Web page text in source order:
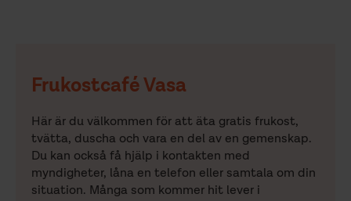
Frukostcafé Vasa
Här är du välkommen för att äta gratis frukost,
tvätta, duscha och vara en del av en gemenskap.
Du kan också få hjälp i kontakten med
myndigheter, låna en telefon eller samtala om din
situation. Många som kommer hit lever i